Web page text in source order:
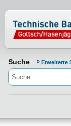
Suche Erweiterte